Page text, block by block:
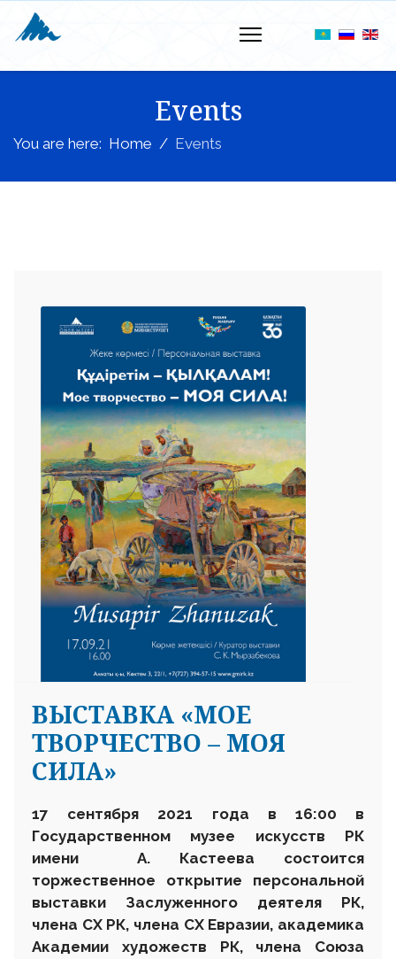
Events
You are here: Home Events
ВЫСТАВКА «МОЕ
ТВОРЧЕСТВО – МОЯ
СИЛА»
17 сентября 2021 года в 16:00 в
Государственном музее искусств РК
имени А. Кастеева состоится
торжественное открытие персональной
выставки Заслуженного деятеля РК,
члена СХ РК, члена СХ Евразии, академика
Академии художеств РК, члена Союза